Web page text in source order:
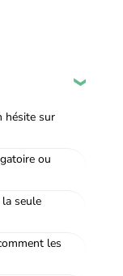
hésite sur
ou
seule
les